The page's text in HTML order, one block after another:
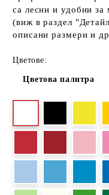
са лесни и удобни за
(виж в раздел
описани размери и
Цветове:
Цветова палитра